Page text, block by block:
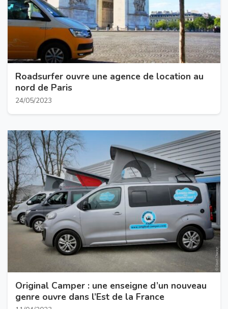
Roadsurfer ouvre une agence de location au
nord de Paris
24/05/2023
Original Camper : une enseigne d’un nouveau
genre ouvre dans l’Est de la France